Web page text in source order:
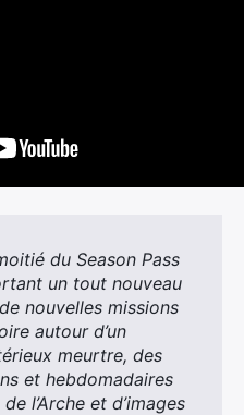
du Season Pass
un tout nouveau
de nouvelles missions
autour d’un
meurtre, des
et hebdomadaires
l’Arche et d’images